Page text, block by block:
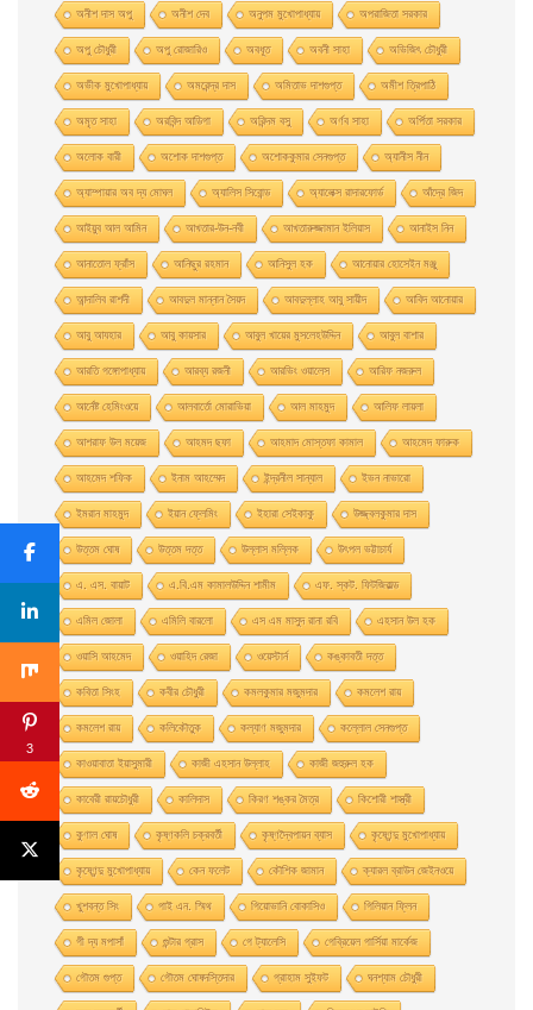
অনীশ দাস অপু অনীশ দেব অনুপম মুখোপাধ্যায় অপরাজিতা সরকার
অপু চৌধুরী অপু রােজারিও অবধূত অবনী সাহা অভিজিৎ চৌধুরী
অভীক মুখোপাধ্যায় অমরেন্দ্র দাস অমিতাভ দাশগুপ্ত অমীশ ত্রিপাঠি
অমৃত সাহা অরবিন্দ আডিগা অরিন্দম বসু অর্ণব সাহা অর্পিতা সরকার
অলোক বারী অশােক দাশগুপ্ত অশোককুমার সেনগুপ্ত অ্যানীস নীন
অ্যাম্পায়ার অব দ্য মােঘল অ্যালিস সিবােন্ড অ্যালেক্স রাদারফোর্ড আঁদ্রে জিদ
আইয়ুব আল আমিন আখতার-উন-নবী আখতারুজ্জামান ইলিয়াস আনাইস নিন
আনাতােল ফ্রাঁস আনিছুর রহমান আনিসুল হক আনোয়ার হোসেইন মঞ্জু
আন্দালিব রাশদী আবদুল মান্নান সৈয়দ আবদুল্লাহ আবু সায়ীদ আবিদ আনোয়ার
আবু আযহার আবু কায়সার আবুল খায়ের মুসলেহউদ্দিন আবুল বাশার
আরতি গঙ্গোপাধ্যায় আরব্য রজনী আরভিং ওয়ালেস আরিফ নজরুল
আর্নেষ্ট হেমিংওয়ে আলবার্তো মােরাভিয়া আল মাহমুদ আলিফ লায়লা
আশরাফ উল ময়েজ আহমদ ছফা আহমাদ মোস্তফা কামাল আহমেদ ফারুক
আহমেদ শফিক ইনাম আহম্মেদ ইন্দ্রনীল সান্যাল ইভন নাভারাে
ইমরান মাহমুদ ইয়ান ফ্লেমিং ইহারা সেইকাকু উজ্জ্বলকুমার দাস
উত্তম ঘােষ উত্তম দত্ত উল্লাস মল্লিক উৎপল ভট্টাচার্য
এ. এস. বায়াট এ.বি.এম কামালউদ্দিন শামীম এফ. স্কট. ফিটজিরাল্ড
এমিল জোলা এমিলি বারলো এস এম মাসুদ রানা রবি এহসান উল হক
ওয়াসি আহমেদ ওয়াহিদ রেজা ওয়েস্টার্ন কঙ্কাবতী দত্ত
কবিতা সিংহ কবীর চৌধুরী কমলকুমার মজুমদার কমলেশ রায়
কমলেশ রায় কলিকৌতুক কল্যাণ মজুমদার কল্লোল সেনগুপ্ত
কাওয়াবাতা ইয়াসুমারী কাজী এহসান উল্লাহ কাজী জহুরুল হক
কাবেরী রায়চৌধুরী কালিদাস কিরণ শঙ্কর মৈত্র কিশোরী শাস্ত্রী
কুণাল ঘোষ কৃষ্ণকলি চক্রবর্তী কৃষ্ণদ্বৈপায়ন ব্যাস কৃষ্ণেন্দু মুখােপাধ্যায়
কৃষ্ণেন্দু মুখোপাধ্যায় কেন ফলেট কৌশিক জামান ক্যারল ব্রাউন জেইনওয়ে
খুশবন্ত সিং গাই এন. স্মিথ গিয়ােভানি বােকাসিও গিলিয়ান ফ্লিন
গী দ্য মপাসাঁ গুন্টার গ্রাস গে ট্যালেসি গেব্রিয়েল গার্সিয়া মার্কেজ
গৌতম গুপ্ত গৌতম ঘোষদস্তিদার গ্রাহাম সুইফট ঘনশ্যাম চৌধুরী
3